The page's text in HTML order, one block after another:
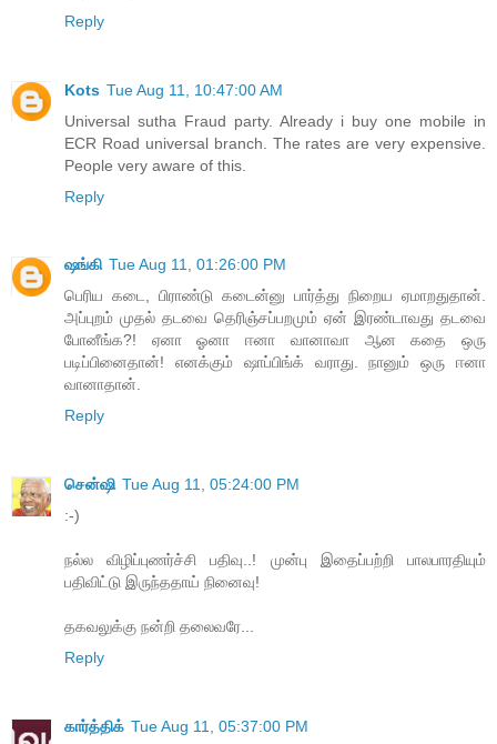
Reply
Kots Tue Aug 11, 10:47:00 AM
Universal sutha Fraud party. Already i buy one mobile in
ECR Road universal branch. The rates are very expensive.
People very aware of this.
Reply
ஷங்கி Tue Aug 11, 01:26:00 PM
பெரிய கடை, பிராண்டு கடைன்னு பார்த்து நிறைய ஏமாறதுதான்.
அப்புறம் முதல் தடவை தெரிஞ்சப்பறமும் ஏன் இரண்டாவது தடவை
போனீங்க?! ஏனா ஓனா ஈனா வானாவா ஆன கதை ஒரு
படிப்பினைதான்! எனக்கும் ஷாப்பிங்க் வராது. நானும் ஒரு ஈனா
வானாதான்.
Reply
சென்ஷி Tue Aug 11, 05:24:00 PM
:-)
நல்ல விழிப்புணர்ச்சி பதிவு..! முன்பு இதைப்பற்றி பாலபாரதியும்
பதிவிட்டு இருந்ததாய் நினைவு!
தகவலுக்கு நன்றி தலைவரே...
Reply
கார்த்திக் Tue Aug 11, 05:37:00 PM